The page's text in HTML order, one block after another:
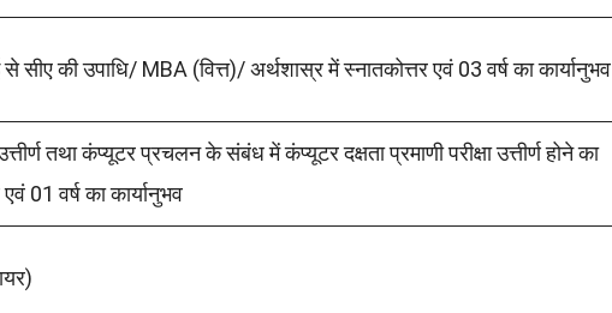
की उपाधि/ MBA (वित्त)/ अर्थशास्र में स्नातकोत्तर एवं 03 वर्ष का कार्यानुभव
तथा कंप्यूटर प्रचलन के संबंध में कंप्यूटर दक्षता प्रमाणी परीक्षा उत्तीर्ण होने का
01 वर्ष का कार्यानुभव